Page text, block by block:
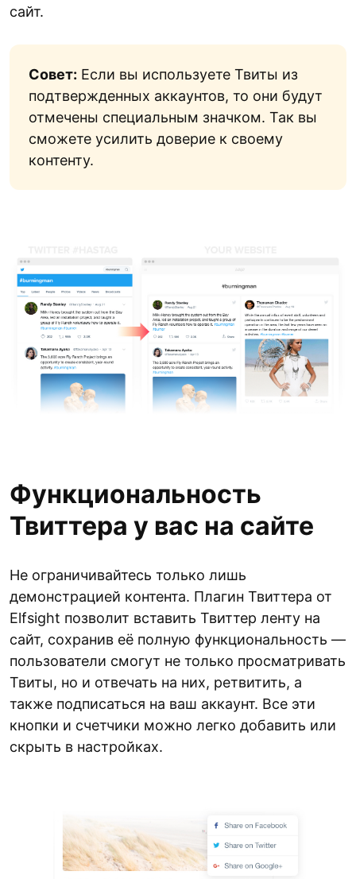
сайт.
Совет: Если вы используете Твиты из
подтвержденных аккаунтов, то они будут
отмечены специальным значком. Так вы
сможете усилить доверие к своему
контенту.
Функциональность
Твиттера у вас на сайте
Не ограничивайтесь только лишь
демонстрацией контента. Плагин Твиттера от
Elfsight позволит вставить Твиттер ленту на
сайт, сохранив её полную функциональность —
пользователи смогут не только просматривать
Твиты, но и отвечать на них, ретвитить, а
также подписаться на ваш аккаунт. Все эти
кнопки и счетчики можно легко добавить или
скрыть в настройках.